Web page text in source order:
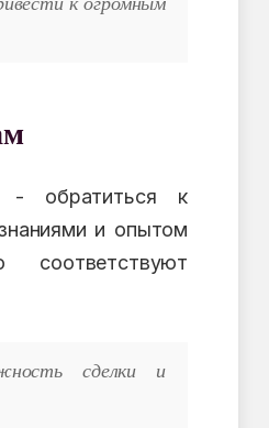
- обратиться к
и опытом
сделки и